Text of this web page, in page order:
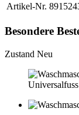
Artikel-Nr.
Besondere
Zustand Neu
Universalfuss